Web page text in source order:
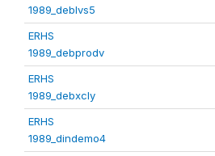
1989_deblvs5
ERHS
1989_debprodv
ERHS
1989_debxcly
ERHS
1989_dindemo4